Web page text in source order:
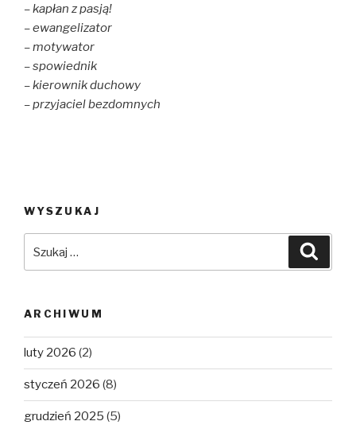
e
w
i
n
d
o
w
)
n
w
i
n
d
o
w
)
)
– kapłan z pasją!
– ewangelizator
– motywator
– spowiednik
– kierownik duchowy
– przyjaciel bezdomnych
WYSZUKAJ
ARCHIWUM
luty 2026 (2)
styczeń 2026 (8)
grudzień 2025 (5)